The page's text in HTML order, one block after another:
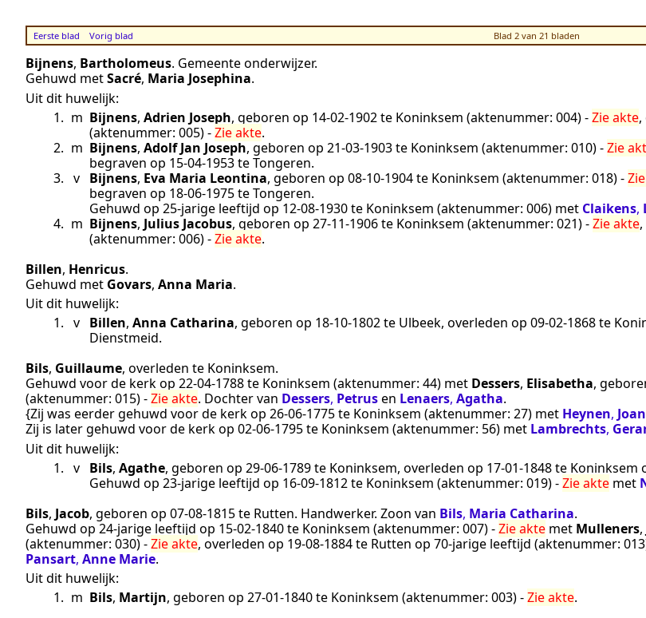
Eerste blad Vorig blad Blad 2 van 21 bladen
Bijnens, Bartholomeus. Gemeente onderwijzer.
Gehuwd metSacré, Maria Josephina.
Uit dit huwelijk:
1. m Bijnens, Adrien Joseph, geboren op 14‑02‑1902te Koninksem (aktenummer: 004) -Zie akte
(aktenummer: 005) -Zie akte.
2. m Bijnens, Adolf Jan Joseph, geboren op 21‑03‑1903te Koninksem (aktenummer: 010) -Zie
begraven op 15‑04‑1953teTongeren.
3. v Bijnens, Eva Maria Leontina, geboren op 08‑10‑1904te Koninksem (aktenummer: 018) -
begraven op 18‑06‑1975teTongeren.
Gehuwd op 25-jarige leeftijd op 12‑08‑1930te Koninksem (aktenummer: 006) met Claikens,
4. m Bijnens, Julius Jacobus, geboren op 27‑11‑1906te Koninksem (aktenummer: 021) -Zie akte
(aktenummer: 006) -Zie akte.
Billen, Henricus.
Gehuwd met Govars, Anna Maria.
Uit dit huwelijk:
1. v Billen, Anna Catharina, geboren op 18‑10‑1802te Ulbeek, overleden op 09‑02‑1868te
Dienstmeid.
Bils, Guillaume, overleden te Koninksem.
Gehuwd voor de kerk op 22‑04‑1788te Koninksem (aktenummer: 44) met Dessers, Elisabetha,
(aktenummer: 015) -Zie akte. Dochter van Dessers, Petrusen Lenaers, Agatha.
{Zij was eerder gehuwd voor de kerk op 26‑06‑1775te Koninksem (aktenummer: 27) met Heynen,
Zij is later gehuwd voor de kerk op 02‑06‑1795te Koninksem (aktenummer: 56) met Lambrechts,
Uit dit huwelijk:
1. v Bils, Agathe, geboren op 29‑06‑1789te Koninksem, overleden op 17‑01‑1848te Koninksem
Gehuwd op 23-jarige leeftijd op 16‑09‑1812te Koninksem (aktenummer: 019) -Zie akte met
Bils, Jacob, geboren op 07‑08‑1815te Rutten. Handwerker. Zoon van Bils, Maria Catharina.
Gehuwd op 24-jarige leeftijd op 15‑02‑1840te Koninksem (aktenummer: 007) -Zie akte met Mulleners,
(aktenummer: 030) -Zie akte, overleden op 19‑08‑1884te Rutten op 70-jarige leeftijd (aktenummer: 013
Pansart, Anne Marie.
Uit dit huwelijk:
1. m Bils, Martijn, geboren op 27‑01‑1840te Koninksem (aktenummer: 003) -Zie akte.